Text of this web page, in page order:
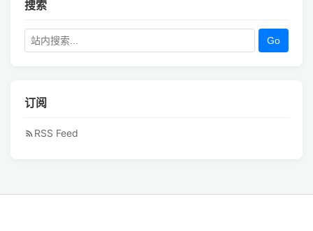
搜索
Go
订阅
RSS Feed